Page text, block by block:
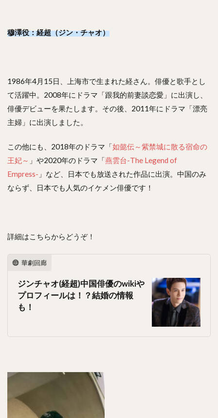
穆澤役：経超（ジン・チャオ）
1986年4月15日、上海市で生まれた経さん。俳優と歌手とし
て活躍中。2008年にドラマ「跟我的前妻談恋愛」に出演し、
俳優デビューを果たします。その後、2011年にドラマ「漂亮
主婦」に出演しました。
この他にも、2018年のドラマ「如懿伝～紫禁城に散る宿命の
王妃～ 」や2020年のドラマ「燕雲台-The Legend of
Empress- 」など、日本でも放送された作品に出演。中国のみ
ならず、日本でも人気のイケメン俳優です！
詳細はこちらからどうぞ！
華劇回廊
ジンチャオ(経超)中国俳優のwikiや
プロフィールは！？結婚の情報
も！